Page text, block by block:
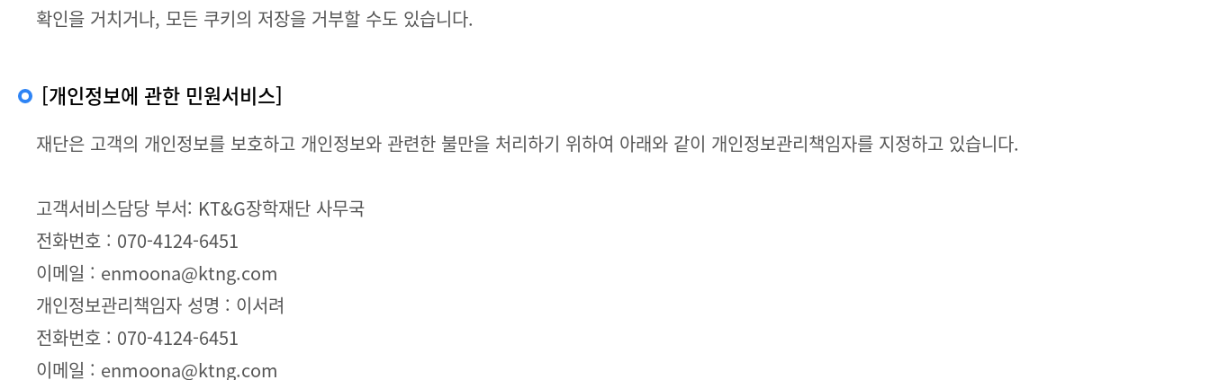
확인을 거치거나, 모든 쿠키의 저장을 거부할 수도 있습니다.
[개인정보에 관한 민원서비스]
재단은 고객의 개인정보를 보호하고 개인정보와 관련한 불만을 처리하기 위하여 아래와 같이 개인정보관리책임자를 지정하고 있습니다.
고객서비스담당 부서: KT&G장학재단 사무국
전화번호 : 070-4124-6451
이메일 : enmoona@ktng.com
개인정보관리책임자 성명 : 이서려
전화번호 : 070-4124-6451
이메일 : enmoona@ktng.com